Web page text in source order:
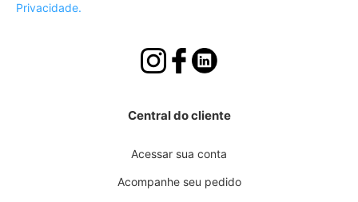
Privacidade.
Central do cliente
Acessar sua conta
Acompanhe seu pedido